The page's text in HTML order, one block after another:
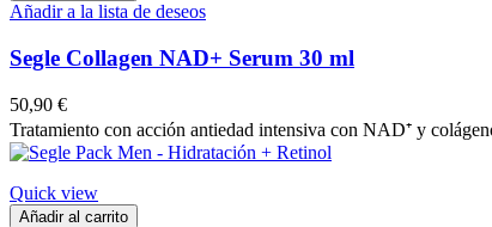
Añadir a la lista de deseos
Segle Collagen NAD+ Serum 30 ml
50,90 €
Tratamiento con acción antiedad intensiva con NAD⁺ y
Quick view
Añadir al carrito